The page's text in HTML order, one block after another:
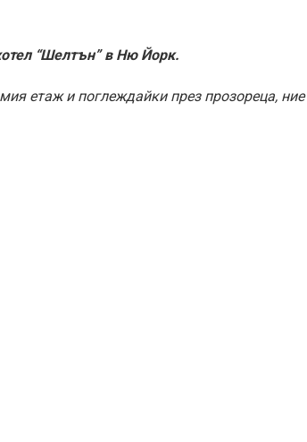
“Шелтън” в Ню Йорк.
етаж и поглеждайки през прозореца, ние